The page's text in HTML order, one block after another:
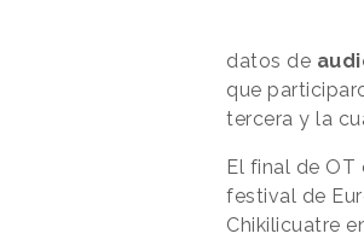
datos de
que
tercera y la
El final de OT
festival de
Chikilicuatre